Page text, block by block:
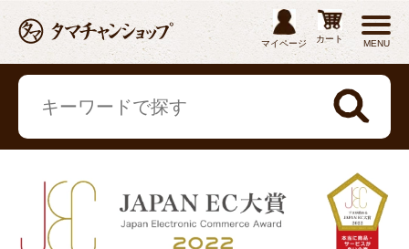
マイページ カート MENU